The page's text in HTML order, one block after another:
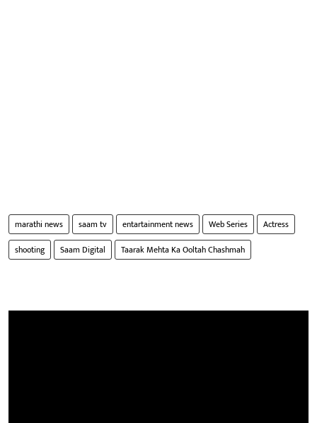
marathi news saam tv entartainment news Web Series
Actress
shooting
Saam Digital Taarak Mehta Ka Ooltah Chashmah